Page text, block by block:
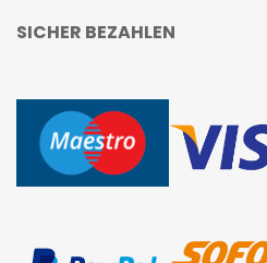
SICHER BEZAHLEN